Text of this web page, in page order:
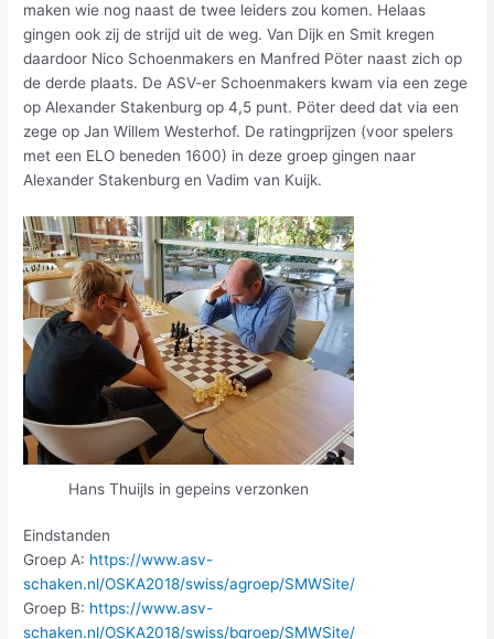
maken wie nog naast de twee leiders zou komen. Helaas
gingen ook zij de strijd uit de weg. Van Dijk en Smit kregen
daardoor Nico Schoenmakers en Manfred Pöter naast zich op
de derde plaats. De ASV-er Schoenmakers kwam via een zege
op Alexander Stakenburg op 4,5 punt. Pöter deed dat via een
zege op Jan Willem Westerhof. De ratingprijzen (voor spelers
met een ELO beneden 1600) in deze groep gingen naar
Alexander Stakenburg en Vadim van Kuijk.
Hans Thuijls in gepeins verzonken
Eindstanden
Groep A: https://www.asv-
schaken.nl/OSKA2018/swiss/agroep/SMWSite/
Groep B: https://www.asv-
schaken.nl/OSKA2018/swiss/bgroep/SMWSite/